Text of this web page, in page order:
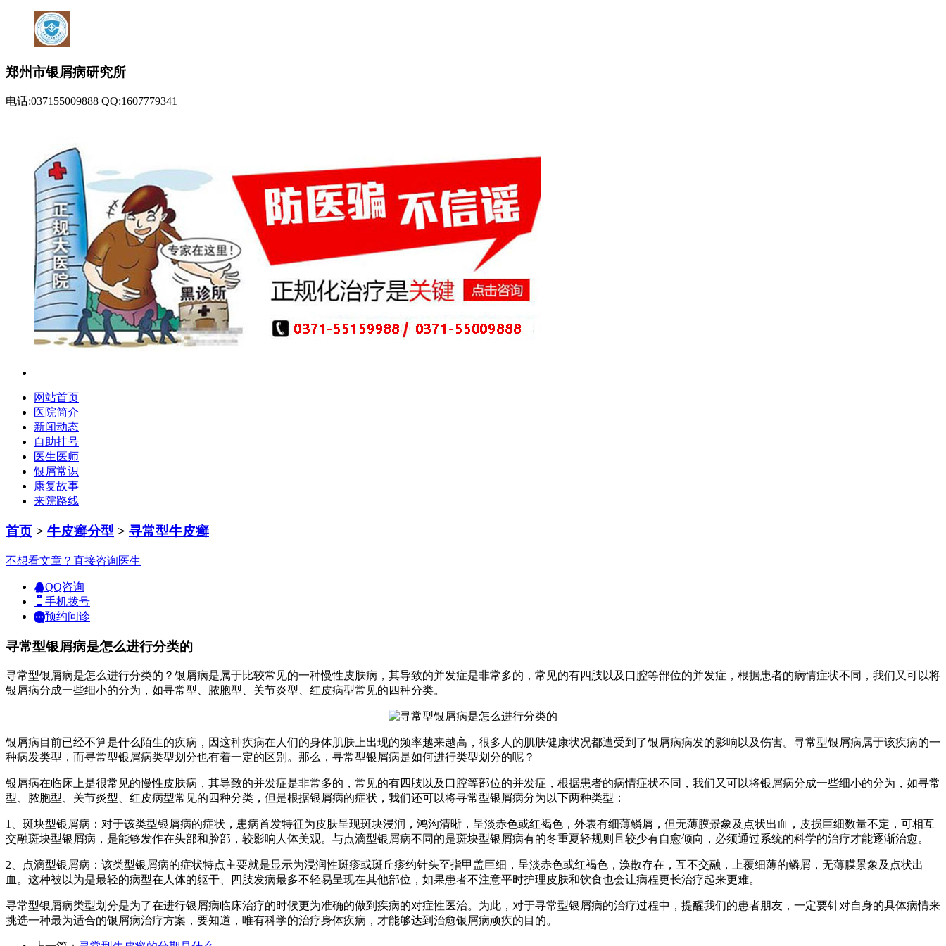
郑州市银屑病研究所
电话:037155009888 QQ:1607779341
网站首页
医院简介
新闻动态
自助挂号
医生医师
银屑常识
康复故事
来院路线
首页 > 牛皮癣分型 > 寻常型牛皮癣
不想看文章？直接咨询医生
QQ咨询
手机拨号
预约问诊
寻常型银屑病是怎么进行分类的
寻常型银屑病是怎么进行分类的？银屑病是属于比较常见的一种慢性皮肤病，其导致的并发症是非常多的，常见的有四肢以及口腔等部位的并发症，根据患者的病情症状不同，我们又可以将
银屑病分成一些细小的分为，如寻常型、脓胞型、关节炎型、红皮病型常见的四种分类。
银屑病目前已经不算是什么陌生的疾病，因这种疾病在人们的身体肌肤上出现的频率越来越高，很多人的肌肤健康状况都遭受到了银屑病病发的影响以及伤害。寻常型银屑病属于该疾病的一
种病发类型，而寻常型银屑病类型划分也有着一定的区别。那么，寻常型银屑病是如何进行类型划分的呢？
银屑病在临床上是很常见的慢性皮肤病，其导致的并发症是非常多的，常见的有四肢以及口腔等部位的并发症，根据患者的病情症状不同，我们又可以将银屑病分成一些细小的分为，如寻常
型、脓胞型、关节炎型、红皮病型常见的四种分类，但是根据银屑病的症状，我们还可以将寻常型银屑病分为以下两种类型：
1、斑块型银屑病：对于该类型银屑病的症状，患病首发特征为皮肤呈现斑块浸润，鸿沟清晰，呈淡赤色或红褐色，外表有细薄鳞屑，但无薄膜景象及点状出血，皮损巨细数量不定，可相互
交融斑块型银屑病，是能够发作在头部和脸部，较影响人体美观。与点滴型银屑病不同的是斑块型银屑病有的冬重夏轻规则且较少有自愈倾向，必须通过系统的科学的治疗才能逐渐治愈。
2、点滴型银屑病：该类型银屑病的症状特点主要就是显示为浸润性斑疹或斑丘疹约针头至指甲盖巨细，呈淡赤色或红褐色，涣散存在，互不交融，上覆细薄的鳞屑，无薄膜景象及点状出
血。这种被以为是最轻的病型在人体的躯干、四肢发病最多不轻易呈现在其他部位，如果患者不注意平时护理皮肤和饮食也会让病程更长治疗起来更难。
寻常型银屑病类型划分是为了在进行银屑病临床治疗的时候更为准确的做到疾病的对症性医治。为此，对于寻常型银屑病的治疗过程中，提醒我们的患者朋友，一定要针对自身的具体病情来
挑选一种最为适合的银屑病治疗方案，要知道，唯有科学的治疗身体疾病，才能够达到治愈银屑病顽疾的目的。